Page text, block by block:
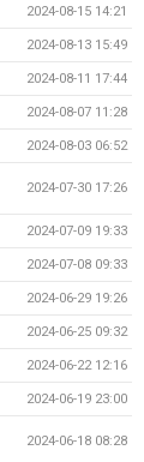
2024-08-15 14:21
2024-08-13 15:49
2024-08-11 17:44
2024-08-07 11:28
2024-08-03 06:52
2024-07-30 17:26
2024-07-09 19:33
2024-07-08 09:33
2024-06-29 19:26
2024-06-25 09:32
2024-06-22 12:16
2024-06-19 23:00
2024-06-18 08:28